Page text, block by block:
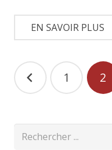
EN SAVOIR PLUS
Pagination
des
publications
1 2